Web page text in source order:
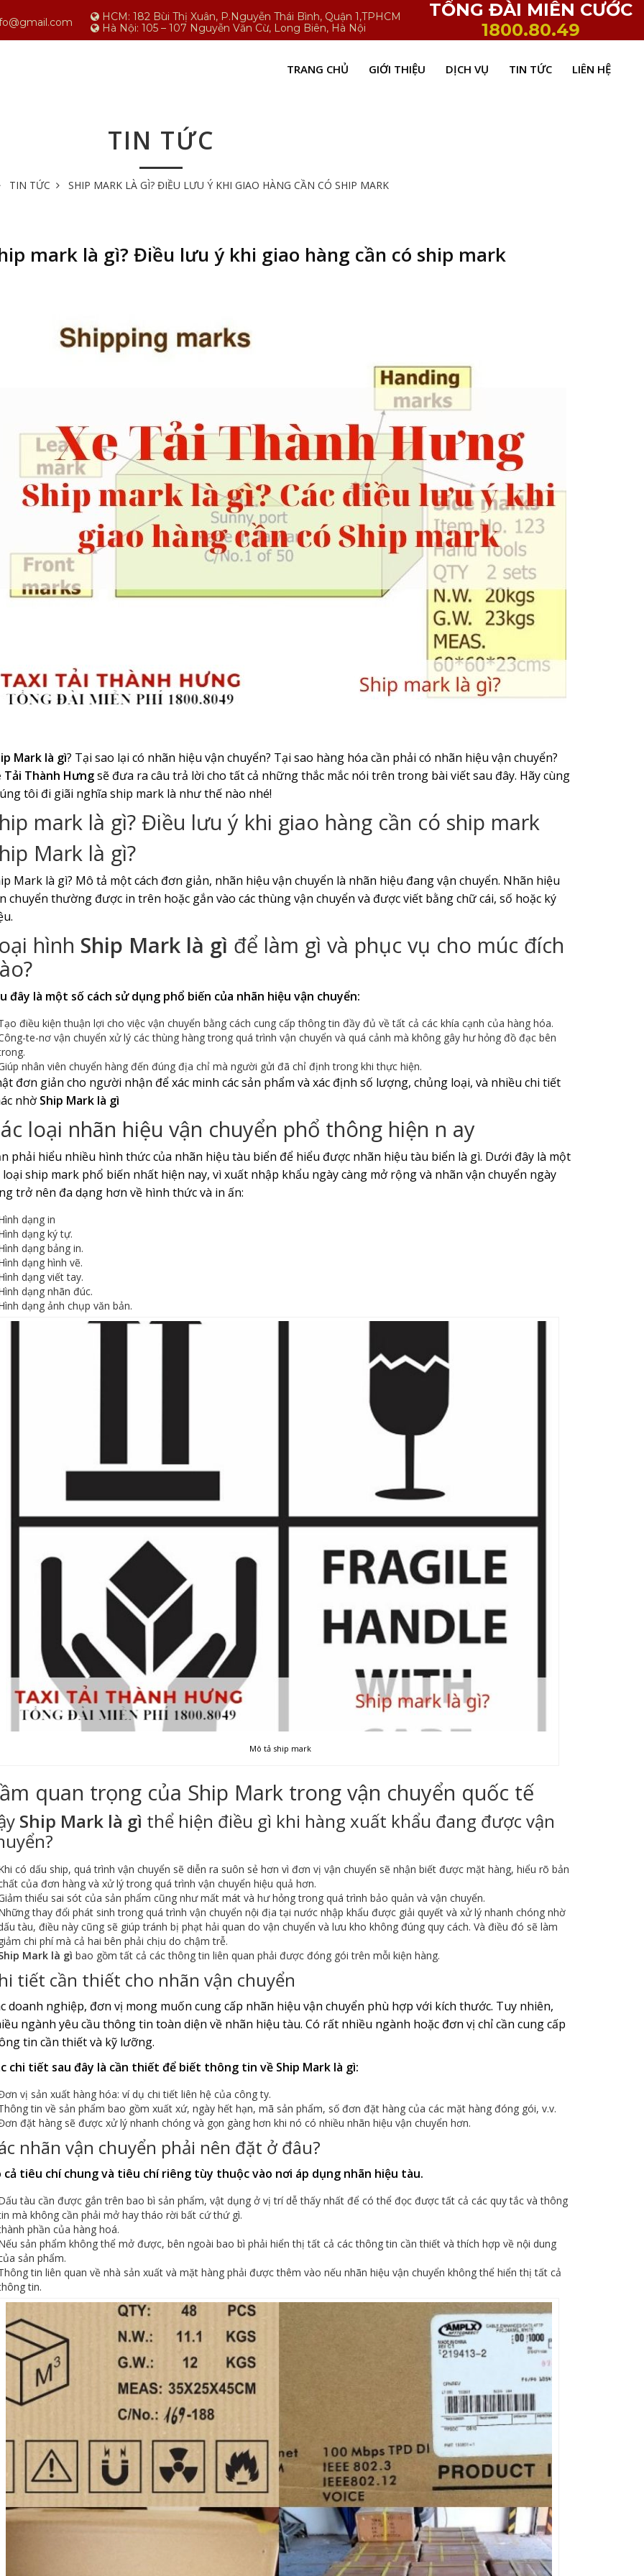
HCM: 182 Bùi Thị Xuân, P.Nguyễn Thái Bình, Quận 1,TPHCM
Hà Nội: 105 – 107 Nguyễn Văn Cừ, Long Biên, Hà Nội
TỔNG ĐÀI MIỄN CƯỚC
1800.80.49
TRANG CHỦ GIỚI THIỆU DỊCH VỤ TIN TỨC LIÊN HỆ
TIN TỨC
TIN TỨC SHIP MARK LÀ GÌ? ĐIỀU LƯU Ý KHI GIAO HÀNG CẦN CÓ SHIP MARK
mark là gì? Điều lưu ý khi giao hàng cần có ship mark
Mark là gì? Tại sao lại có nhãn hiệu vận chuyển? Tại sao hàng hóa cần phải có nhãn hiệu vận chuyển?
Tải Thành Hưngsẽ đưa ra câu trả lời cho tất cả những thắc mắc nói trên trong bài viết sau đây. Hãy cùng
tôi đi giãi nghĩa ship mark là như thế nào nhé!
mark là gì? Điều lưu ý khi giao hàng cần có ship mark
Mark là gì?
Mark là gì? Mô tả một cách đơn giản, nhãn hiệu vận chuyển là nhãn hiệu đang vận chuyển. Nhãn hiệu
chuyển thường được in trên hoặc gắn vào các thùng vận chuyển và được viết bằng chữ cái, số hoặc ký
hình Ship Mark là gì để làm gì và phục vụ cho múc đích
đây là một số cách sử dụng phổ biến của nhãn hiệu vận chuyển:
điều kiện thuận lợi cho việc vận chuyển bằng cách cung cấp thông tin đầy đủ về tất cả các khía cạnh của hàng hóa.
te-nơ vận chuyển xử lý các thùng hàng trong quá trình vận chuyển và quá cảnh mà không gây hư hỏng đồ đạc bên
nhân viên chuyển hàng đến đúng địa chỉ mà người gửi đã chỉ định trong khi thực hiện.
đơn giản cho người nhận để xác minh các sản phẩm và xác định số lượng, chủng loại, và nhiều chi tiết
nhờ Ship Mark là gì
loại nhãn hiệu vận chuyển phổ thông hiện n ay
phải hiểu nhiều hình thức của nhãn hiệu tàu biển để hiểu được nhãn hiệu tàu biển là gì. Dưới đây là một
loại ship mark phổ biến nhất hiện nay, vì xuất nhập khẩu ngày càng mở rộng và nhãn vận chuyển ngày
trở nên đa dạng hơn về hình thức và in ấn:
dạng in
dạng ký tự.
dạng bảng in.
dạng hình vẽ.
dạng viết tay.
dạng nhãn đúc.
dạng ảnh chụp văn bản.
Mô tả ship mark
quan trọng của Ship Mark trong vận chuyển quốc tế
Ship Mark là gì thể hiện điều gì khi hàng xuất khẩu đang được vận
có dấu ship, quá trình vận chuyển sẽ diễn ra suôn sẻ hơn vì đơn vị vận chuyển sẽ nhận biết được mặt hàng, hiểu rõ bản
của đơn hàng và xử lý trong quá trình vận chuyển hiệu quả hơn.
thiểu sai sót của sản phẩm cũng như mất mát và hư hỏng trong quá trình bảo quản và vận chuyển.
thay đổi phát sinh trong quá trình vận chuyển nội địa tại nước nhập khẩu được giải quyết và xử lý nhanh chóng nhờ
tàu, điều này cũng sẽ giúp tránh bị phạt hải quan do vận chuyển và lưu kho không đúng quy cách. Và điều đó sẽ làm
chi phí mà cả hai bên phải chịu do chậm trễ.
Mark là gì bao gồm tất cả các thông tin liên quan phải được đóng gói trên mỗi kiện hàng.
tiết cần thiết cho nhãn vận chuyển
doanh nghiệp, đơn vị mong muốn cung cấp nhãn hiệu vận chuyển phù hợp với kích thước. Tuy nhiên,
ngành yêu cầu thông tin toàn diện về nhãn hiệu tàu. Có rất nhiều ngành hoặc đơn vị chỉ cần cung cấp
tin cần thiết và kỹ lưỡng.
chi tiết sau đây là cần thiết để biết thông tin về Ship Mark là gì:
vị sản xuất hàng hóa: ví dụ chi tiết liên hệ của công ty.
tin về sản phẩm bao gồm xuất xứ, ngày hết hạn, mã sản phẩm, số đơn đặt hàng của các mặt hàng đóng gói, v.v.
đặt hàng sẽ được xử lý nhanh chóng và gọn gàng hơn khi nó có nhiều nhãn hiệu vận chuyển hơn.
nhãn vận chuyển phải nên đặt ở đâu?
cả tiêu chí chung và tiêu chí riêng tùy thuộc vào nơi áp dụng nhãn hiệu tàu.
tàu cần được gắn trên bao bì sản phẩm, vật dụng ở vị trí dễ thấy nhất để có thể đọc được tất cả các quy tắc và thông
mà không cần phải mở hay tháo rời bất cứ thứ gì.
phần của hàng hoá.
sản phẩm không thể mở được, bên ngoài bao bì phải hiển thị tất cả các thông tin cần thiết và thích hợp về nội dung
sản phẩm.
tin liên quan về nhà sản xuất và mặt hàng phải được thêm vào nếu nhãn hiệu vận chuyển không thể hiển thị tất cả
tin.